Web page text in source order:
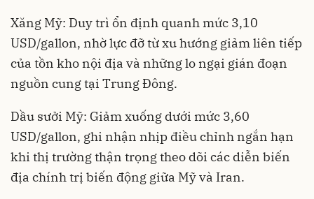
Xăng Mỹ: Duy trì ổn định quanh mức 3,10
USD/gallon, nhờ lực đỡ từ xu hướng giảm liên tiếp
của tồn kho nội địa và những lo ngại gián đoạn
nguồn cung tại Trung Đông.
Dầu sưởi Mỹ: Giảm xuống dưới mức 3,60
USD/gallon, ghi nhận nhịp điều chỉnh ngắn hạn
khi thị trường thận trọng theo dõi các diễn biến
địa chính trị biến động giữa Mỹ và Iran.